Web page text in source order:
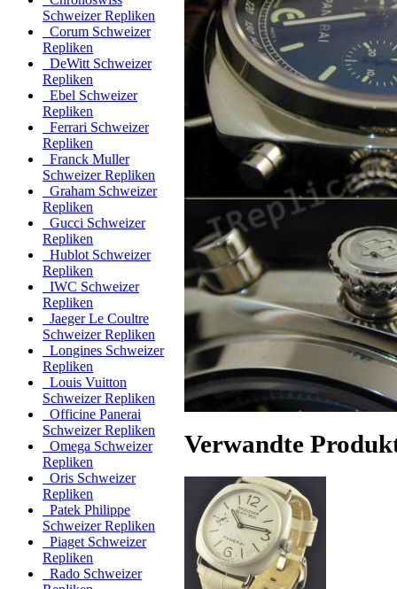
Schweizer Repliken
Corum Schweizer
Repliken
DeWitt Schweizer
Repliken
Ebel Schweizer
Repliken
Ferrari Schweizer
Repliken
Franck Muller
Schweizer Repliken
Graham Schweizer
Repliken
Gucci Schweizer
Repliken
Hublot Schweizer
Repliken
IWC Schweizer
Repliken
Jaeger Le Coultre
Schweizer Repliken
Longines Schweizer
Repliken
Louis Vuitton
Schweizer Repliken
Officine Panerai
Schweizer Repliken
Omega Schweizer
Repliken
Oris Schweizer
Repliken
Patek Philippe
Schweizer Repliken
Piaget Schweizer
Repliken
Rado Schweizer
Verwandte